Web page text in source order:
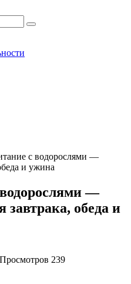
с водорослями —
и ужина
водорослями —
обеда и
Просмотров 239